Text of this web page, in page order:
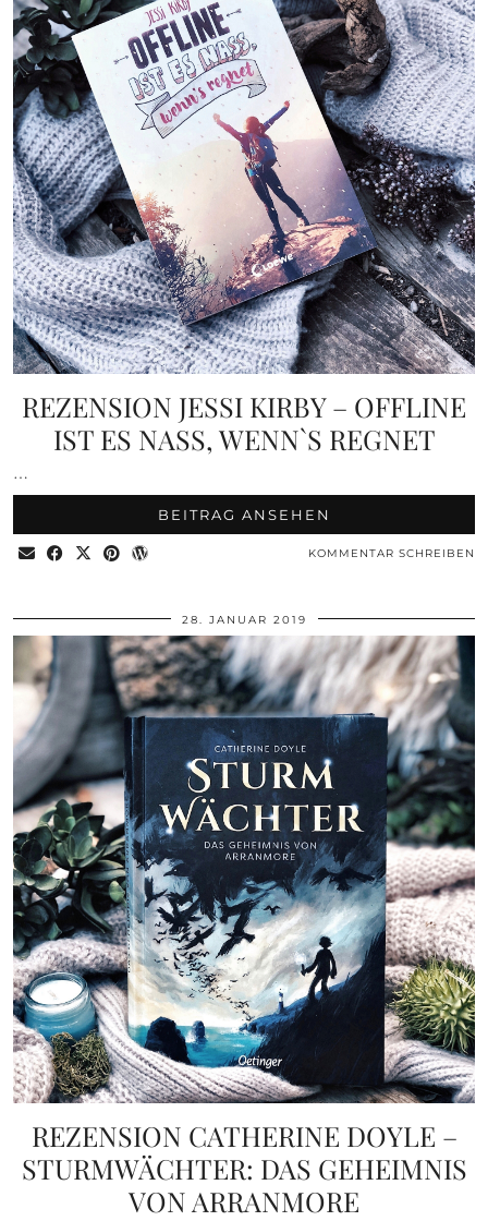
REZENSION JESSI KIRBY – OFFLINE
IST ES NASS, WENN`S REGNET
…
BEITRAG ANSEHEN
KOMMENTAR SCHREIBEN
28. JANUAR 2019
REZENSION CATHERINE DOYLE –
STURMWÄCHTER: DAS GEHEIMNIS
VON ARRANMORE